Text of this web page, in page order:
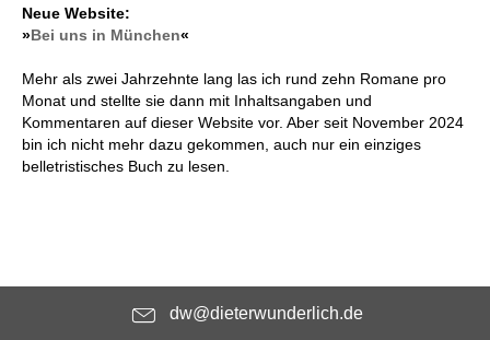
Neue Website:
»Bei uns in München«
Mehr als zwei Jahrzehnte lang las ich rund zehn Romane pro
Monat und stellte sie dann mit Inhaltsangaben und
Kommentaren auf dieser Website vor. Aber seit November 2024
bin ich nicht mehr dazu gekommen, auch nur ein einziges
belletristisches Buch zu lesen.
dw@dieterwunderlich.de